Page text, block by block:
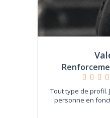
Tout type de profil.
personne en